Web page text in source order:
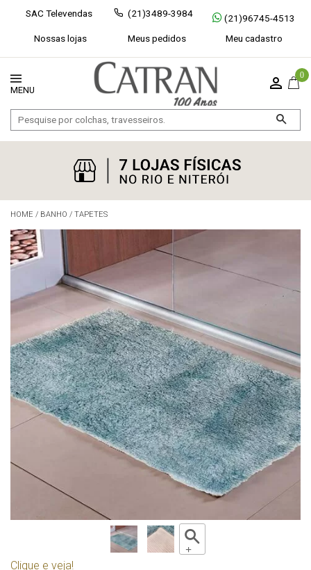
SAC Televendas (21)3489-3984
(21)96745-4513
Nossas lojas
Meus pedidos Meu cadastro
0
Exibir todos
HOME / BANHO / TAPETES
Clique e veja!